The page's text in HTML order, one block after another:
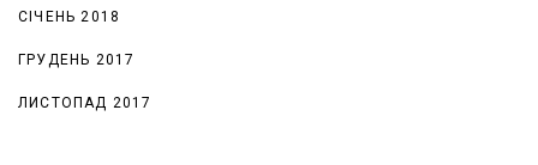
СІЧЕНЬ 2018
ГРУДЕНЬ 2017
ЛИСТОПАД 2017